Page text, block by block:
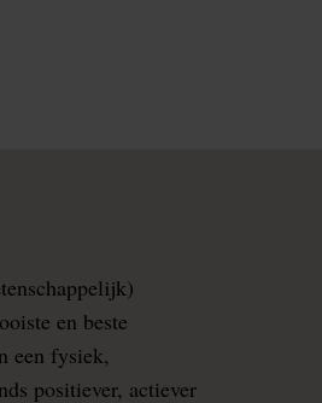
en beste
een fysiek,
positiever, actiever